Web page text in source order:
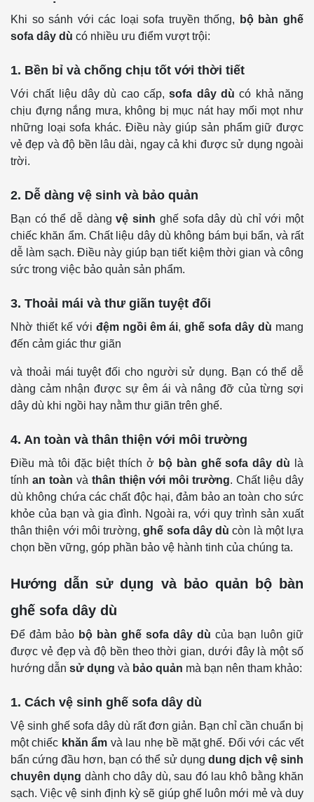
Khi so sánh với các loại sofa truyền thống,
bộ bàn ghế
sofa dây dù có nhiều ưu điểm vượt trội:
1. Bền bỉ và chống chịu tốt với thời tiết
Với chất liệu dây dù cao cấp,sofa dây dù có khả năng
chịu đựng nắng mưa, không bị mục nát hay mối mọt như
những loại sofa khác. Điều này giúp sản phẩm giữ được
vẻ đẹp và độ bền lâu dài, ngay cả khi được sử dụng ngoài
trời.
2. Dễ dàng vệ sinh và bảo quản
Bạn có thể dễ dàngvệ sinh ghế sofa dây dù chỉ với một
chiếc khăn ẩm. Chất liệu dây dù không bám bụi bẩn, và rất
dễ làm sạch. Điều này giúp bạn tiết kiệm thời gian và công
sức trong việc bảo quản sản phẩm.
3. Thoải mái và thư giãn tuyệt đối
Nhờ thiết kế với đệm ngồi êm ái,ghế sofa dây dù mang
đến cảm giác thư giãn
và thoải mái tuyệt đối cho người sử dụng. Bạn có thể dễ
dàng cảm nhận được sự êm ái và nâng đỡ của từng sợi
dây dù khi ngồi hay nằm thư giãn trên ghế.
4. An toàn và thân thiện với môi trường
Điều mà tôi đặc biệt thích ở bộ bàn ghế sofa dây dù là
tính an toàn và thân thiện với môi trường. Chất liệu dây
dù không chứa các chất độc hại, đảm bảo an toàn cho sức
khỏe của bạn và gia đình. Ngoài ra, với quy trình sản xuất
thân thiện với môi trường,ghế sofa dây dù còn là một lựa
chọn bền vững, góp phần bảo vệ hành tinh của chúng ta.
Hướng dẫn sử dụng và bảo quản bộ bàn
ghế sofa dây dù
Để đảm bảo bộ bàn ghế sofa dây dù của bạn luôn giữ
được vẻ đẹp và độ bền theo thời gian, dưới đây là một số
hướng dẫn sử dụng và bảo quản mà bạn nên tham khảo:
1. Cách vệ sinh ghế sofa dây dù
Vệ sinh ghế sofa dây dù rất đơn giản. Bạn chỉ cần chuẩn bị
một chiếc khăn ẩm và lau nhẹ bề mặt ghế. Đối với các vết
bẩn cứng đầu hơn, bạn có thể sử dụng dung dịch vệ sinh
chuyên dụng dành cho dây dù, sau đó lau khô bằng khăn
sạch. Việc vệ sinh định kỳ sẽ giúp ghế luôn mới mẻ và duy